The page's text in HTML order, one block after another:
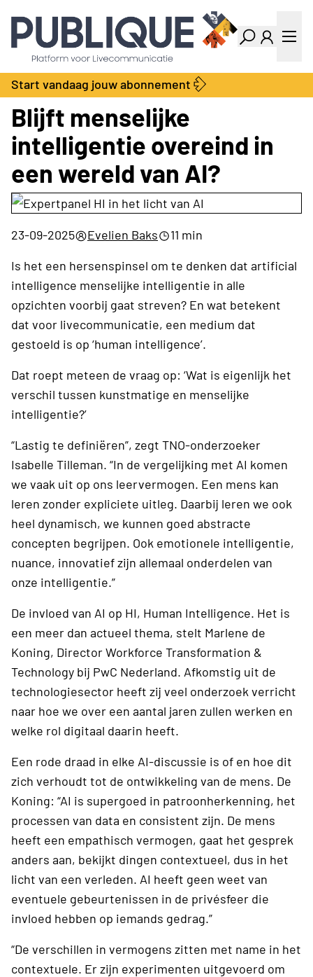
Industry Dashboard
Vacatures
Kalender
Producten
Bedrijvengids
Productengids
Locatie Finder
LiveWire
Contact
Over ons
Adverteren
Abonnementen
Start vandaag jouw abonnement
Blijft menselijke
intelligentie overeind in
een wereld van AI?
23-09-2025 Evelien Baks
11 min
Is het een hersenspinsel om te denken dat artificial
intelligence menselijke intelligentie in alle
opzichten voorbij gaat streven? En wat betekent
dat voor livecommunicatie, een medium dat
gestoeld is op ‘human intelligence’.
Dat roept meteen de vraag op: ‘Wat is eigenlijk het
verschil tussen kunstmatige en menselijke
intelligentie?’
“Lastig te definiëren”, zegt TNO-onderzoeker
Isabelle Tilleman. “In de vergelijking met AI komen
we vaak uit op ons leervermogen. Een mens kan
leren zonder expliciete uitleg. Daarbij leren we ook
heel dynamisch, we kunnen goed abstracte
concepten begrijpen. Ook emotionele intelligentie,
nuance, innovatief zijn allemaal onderdelen van
onze intelligentie.”
De invloed van AI op HI, Human Intelligence. Het is
een meer dan actueel thema, stelt Marlene de
Koning, Director Workforce Transformation &
Technology bij PwC Nederland. Afkomstig uit de
technologiesector heeft zij veel onderzoek verricht
naar hoe we over een aantal jaren zullen werken en
welke rol digitaal daarin heeft.
Een rode draad in elke AI-discussie is of en hoe dit
zich verhoudt tot de ontwikkeling van de mens. De
Koning: “AI is supergoed in patroonherkenning, het
processen van data en consistent zijn. De mens
heeft een empathisch vermogen, gaat het gesprek
anders aan, bekijkt dingen contextueel, dus in het
licht van een verleden. AI heeft geen weet van
eventuele gebeurtenissen in de privésfeer die
invloed hebben op iemands gedrag.”
“De verschillen in vermogens zitten met name in het
contextuele. Er zijn experimenten uitgevoerd om